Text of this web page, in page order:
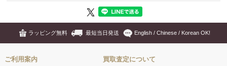
ラッピング無料 最短当日発送 English / Chinese / Korean OK!
ご利用案内 買取査定について